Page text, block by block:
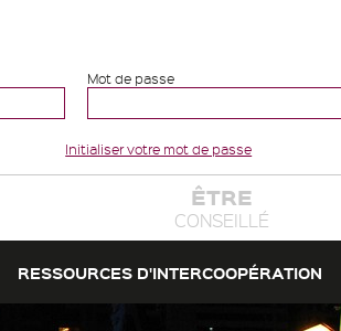
Mot de passe
Initialiser votre mot de passe
ÊTRE
CONSEILLÉ
RESSOURCES D'INTERCOOPÉRATION